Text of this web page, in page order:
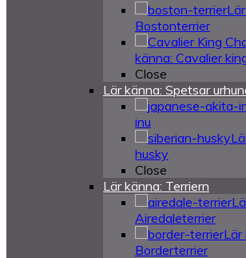
Bostonterrier
känna: Cavalier
Close
Lär känna: Spetsar
inu
husky
Close
Lär känna: Terriern
Airedaleterrier
Lär
Borderterrier